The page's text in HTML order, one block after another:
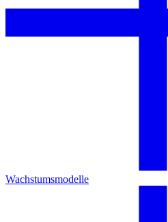
Wachstumsmodelle